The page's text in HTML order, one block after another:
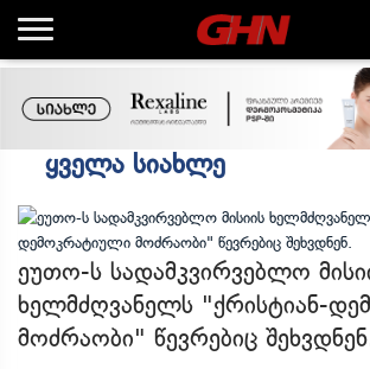
Ყველა Სიახლე
ეუთო-ს სადამკვირვებლო
ხელმძღვანელს "ქრისტიან-
მოძრაობი" წევრებიც